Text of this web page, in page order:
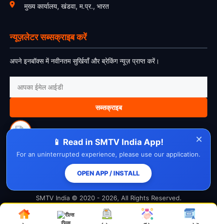
मुख्य कार्यालय, खंडवा, म.प्र., भारत
न्यूज़लेटर सब्सक्राइब करें
अपने इनबॉक्स में नवीनतम सुर्खियाँ और ब्रेकिंग न्यूज़ प्राप्त करें।
सब्सक्राइब
About UsContact Us DisclaimerPrivacy PolicyCookie Policy
Cancellation PolicyRefund PolicyTerms & Conditions
SMTV India © 2020 - 2026, All Rights Reserved.
×
📱 Read in SMTV India App!
For an uninterrupted experience, please use our application.
OPEN APP / INSTALL